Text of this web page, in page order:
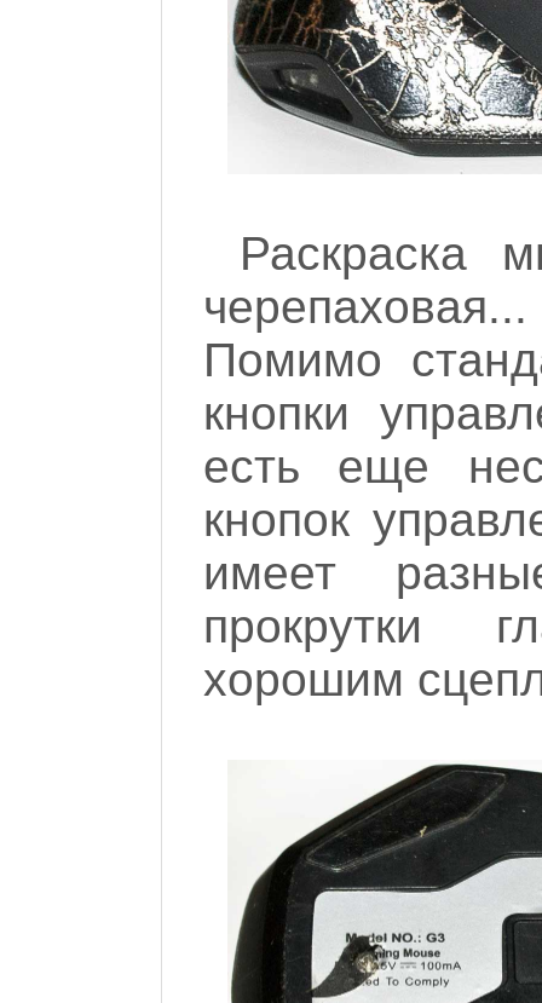
Раскраска
Помимо
кнопки
есть еще
кнопок
имеет
прокрутки
хорошим